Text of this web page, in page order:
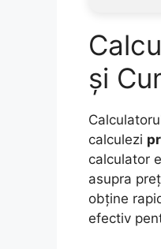
și
calculezi
calculator
asupra
obține
efectiv